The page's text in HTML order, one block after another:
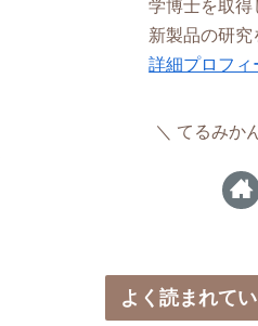
学博士を取
新製品の研究
詳細プロフィ
てるみか
よく読まれて